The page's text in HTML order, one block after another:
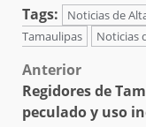
Tags:
Noticias de
Tamaulipas
Noticias
Post
Anterior
Regidores de
peculado y uso